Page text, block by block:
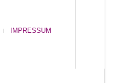
IMPRESSUM